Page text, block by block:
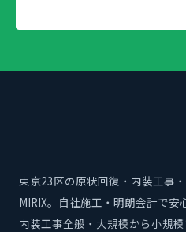
東京23区の原状回復・内装工事
MIRIX。自社施工・明朗会計で安
内装工事全般・大規模から小規